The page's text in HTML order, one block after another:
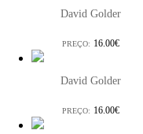
David Golder
PREÇO: 16.00€
David Golder
PREÇO: 16.00€